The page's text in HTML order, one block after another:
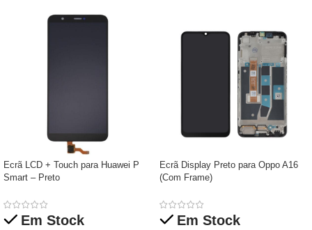
Ecrã LCD + Touch para Huawei P
Smart – Preto
Em Stock
Ecrã Display Preto para Oppo A16
(Com Frame)
Em Stock